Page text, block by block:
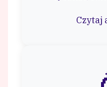
Czytaj